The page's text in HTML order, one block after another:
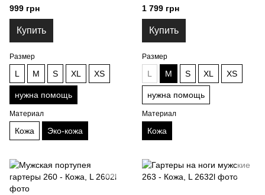
2107 - Эко-Кожа, нужна
помощь
999 грн
Купить
Размер
L M S XL XS
нужна помощь
Материал
Кожа Эко-кожа
1 799 грн
Купить
Размер
L M S XL XS
нужна помощь
Материал
Кожа